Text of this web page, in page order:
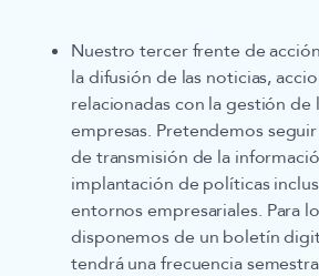
Nuestro tercer frente de
ladifusión de las noticias,
relacionadas con la gestión de
empresas. Pretendemos
de transmisión de la
implantación de políticas
entornos empresariales. Para
disponemos de un boletín
tendrá una frecuencia